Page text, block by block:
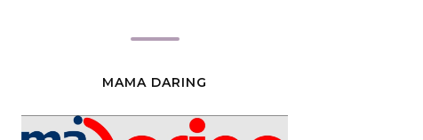
MAMA DARING